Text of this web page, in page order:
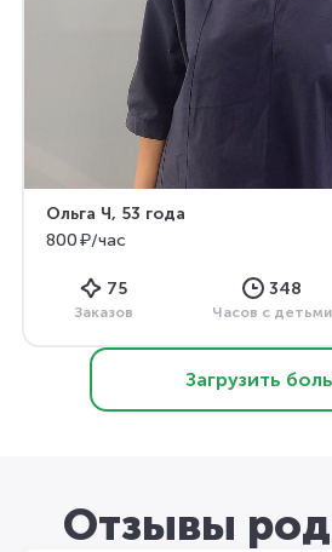
Ольга Ч, 53 года
800 ₽/час
75
Заказов
348
Часов с детьми
Загрузить
Отзывы